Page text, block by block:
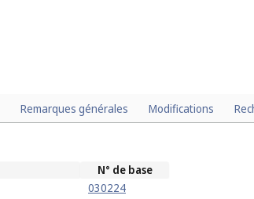
Remarques générales Modifications
N° de base
030224